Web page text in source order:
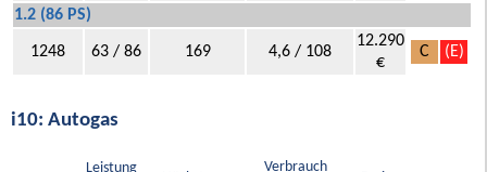
1.2 (86 PS)
1248 63 / 86 169 4,6 / 108
12.290
€
C (E)
i10: Autogas
Leistung
Verbrauch